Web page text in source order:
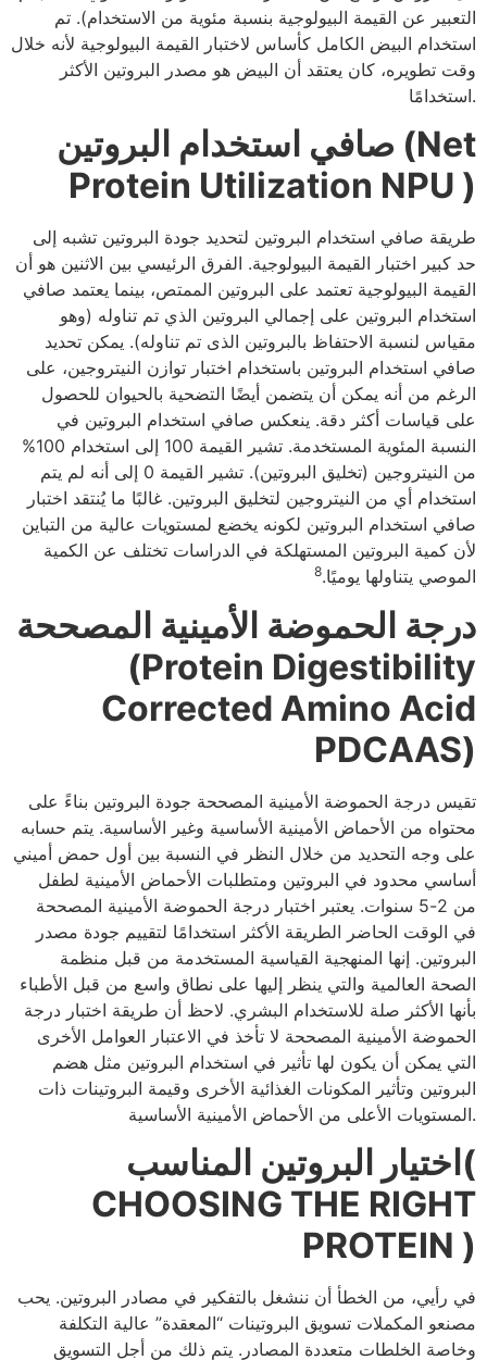
التعبير عن القيمة البيولوجية بنسبة مئوية من الاستخدام). تم
استخدام البيض الكامل كأساس لاختبار القيمة البيولوجية لأنه خلال
وقت تطويره، كان يعتقد أن البيض هو مصدر البروتين الأكثر
استخدامًا.
صافي استخدام البروتين (Net
Protein Utilization NPU )
طريقة صافي استخدام البروتين لتحديد جودة البروتين تشبه إلى
حد كبير اختبار القيمة البيولوجية. الفرق الرئيسي بين الاثنين هو أن
القيمة البيولوجية تعتمد على البروتين الممتص، بينما يعتمد صافي
استخدام البروتين على إجمالي البروتين الذي تم تناوله (وهو
مقياس لنسبة الاحتفاظ بالبروتين الذى تم تناوله). يمكن تحديد
صافي استخدام البروتين باستخدام اختبار توازن النيتروجين، على
الرغم من أنه يمكن أن يتضمن أيضًا التضحية بالحيوان للحصول
على قياسات أكثر دقة. ينعكس صافي استخدام البروتين في
النسبة المئوية المستخدمة. تشير القيمة 100 إلى استخدام 100%
من النيتروجين (تخليق البروتين). تشير القيمة 0 إلى أنه لم يتم
استخدام أي من النيتروجين لتخليق البروتين. غالبًا ما يُنتقد اختبار
صافي استخدام البروتين لكونه يخضع لمستويات عالية من التباين
لأن كمية البروتين المستهلكة في الدراسات تختلف عن الكمية
الموصي يتناولها يوميًا.8
درجة الحموضة الأمينية المصححة
(Protein Digestibility
Corrected Amino Acid
PDCAAS)
تقيس درجة الحموضة الأمينية المصححة جودة البروتين بناءً على
محتواه من الأحماض الأمينية الأساسية وغير الأساسية. يتم حسابه
على وجه التحديد من خلال النظر في النسبة بين أول حمض أميني
أساسي محدود في البروتين ومتطلبات الأحماض الأمينية لطفل
من 2-5 سنوات. يعتبر اختبار درجة الحموضة الأمينية المصححة
في الوقت الحاضر الطريقة الأكثر استخدامًا لتقييم جودة مصدر
البروتين. إنها المنهجية القياسية المستخدمة من قبل منظمة
الصحة العالمية والتي ينظر إليها على نطاق واسع من قبل الأطباء
بأنها الأكثر صلة للاستخدام البشري. لاحظ أن طريقة اختبار درجة
الحموضة الأمينية المصححة لا تأخذ في الاعتبار العوامل الأخرى
التي يمكن أن يكون لها تأثير في استخدام البروتين مثل هضم
البروتين وتأثير المكونات الغذائية الأخرى وقيمة البروتينات ذات
المستويات الأعلى من الأحماض الأمينية الأساسية.
اختيار البروتين المناسب(
CHOOSING THE RIGHT
PROTEIN )
في رأيي، من الخطأ أن ننشغل بالتفكير في مصادر البروتين. يحب
مصنعو المكملات تسويق البروتينات “المعقدة” عالية التكلفة
وخاصة الخلطات متعددة المصادر. يتم ذلك من أجل التسويق